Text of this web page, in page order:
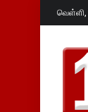
வெள்ளி,